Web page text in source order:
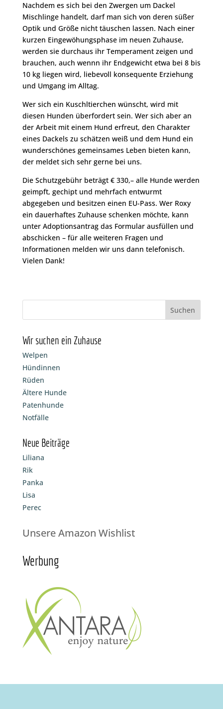
Nachdem es sich bei den Zwergen um Dackel
Mischlinge handelt, darf man sich von deren süßer
Optik und Größe nicht täuschen lassen. Nach einer
kurzen Eingewöhungsphase im neuen Zuhause,
werden sie durchaus ihr Temperament zeigen und
brauchen, auch wennn ihr Endgewicht etwa bei 8 bis
10 kg liegen wird, liebevoll konsequente Erziehung
und Umgang im Alltag.
Wer sich ein Kuschltierchen wünscht, wird mit
diesen Hunden überfordert sein. Wer sich aber an
der Arbeit mit einem Hund erfreut, den Charakter
eines Dackels zu schätzen weiß und dem Hund ein
wunderschönes gemeinsames Leben bieten kann,
der meldet sich sehr gerne bei uns.
Die Schutzgebühr beträgt € 330,– alle Hunde werden
geimpft, gechipt und mehrfach entwurmt
abgegeben und besitzen einen EU-Pass. Wer Roxy
ein dauerhaftes Zuhause schenken möchte, kann
unter Adoptionsantrag das Formular ausfüllen und
abschicken – für alle weiteren Fragen und
Informationen melden wir uns dann telefonisch.
Vielen Dank!
Wir suchen ein Zuhause
Welpen
Hündinnen
Rüden
Ältere Hunde
Patenhunde
Notfälle
Neue Beiträge
Liliana
Rik
Panka
Lisa
Perec
Unsere Amazon Wishlist
Werbung